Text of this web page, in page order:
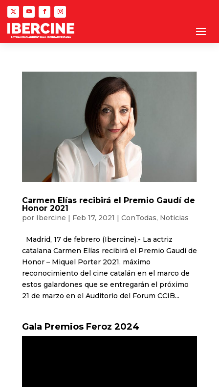
Carmen Elías recibirá el Premio Gaudí de
Honor 2021
por Ibercine | Feb 17, 2021 | ConTodas, Noticias
Madrid, 17 de febrero (Ibercine).- La actriz
catalana Carmen Elías recibirá el Premio Gaudí de
Honor – Miquel Porter 2021, máximo
reconocimiento del cine catalán en el marco de
estos galardones que se entregarán el próximo
21 de marzo en el Auditorio del Forum CCIB...
Gala Premios Feroz 2024